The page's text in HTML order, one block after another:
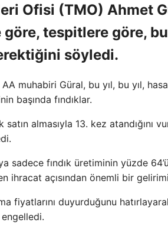
Ofisi (TMO) Ahmet
tespitlere göre, bu
söyledi.
muhabiri Güral, bu yıl, bu yıl,
başında fındıklar.
satın almasıyla 13. kez
sadece fındık üretiminin yüzde
ihracat açısından önemli bir
fiyatlarını duyurduğunu
engelledi.